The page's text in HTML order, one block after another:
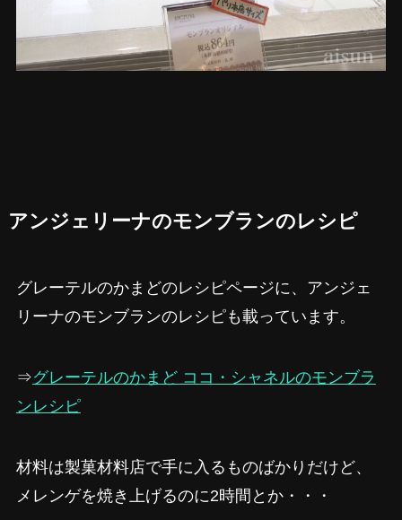
アンジェリーナのモンブランのレシピ
グレーテルのかまどのレシピページに、アンジェ
リーナのモンブランのレシピも載っています。
⇒グレーテルのかまど ココ・シャネルのモンブラ
ンレシピ
材料は製菓材料店で手に入るものばかりだけど、
メレンゲを焼き上げるのに2時間とか・・・